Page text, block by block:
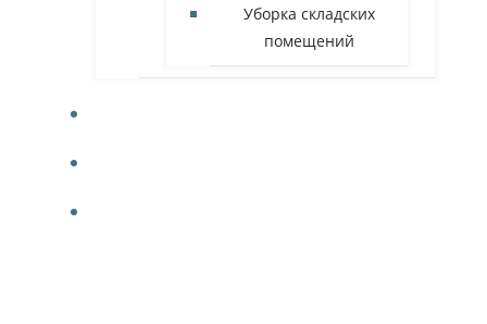
Уборка складских
помещений